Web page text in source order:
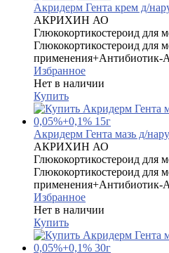
Акридерм Гента крем д/
АКРИХИН АО
Глюкокортикостероид для
Глюкокортикостероид для
применения+Антибиотик-
Избранное
Нет в наличии
Купить
Акридерм Гента мазь д/
АКРИХИН АО
Глюкокортикостероид для
Глюкокортикостероид для
применения+Антибиотик-
Избранное
Нет в наличии
Купить